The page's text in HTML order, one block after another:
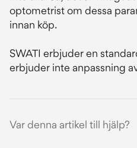
optometrist om dessa
innan köp.
SWATI erbjuder en
erbjuder inte anpassning
Var denna artikel till hjälp?